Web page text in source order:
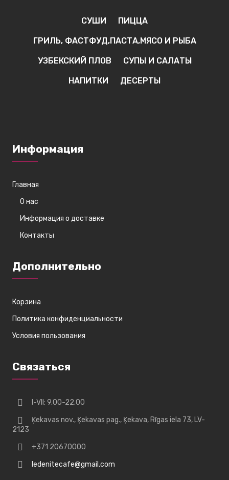
СУШИ ПИЦЦА
ГРИЛЬ, ФАСТФУД,ПАСТА,МЯСО И РЫБА
УЗБЕКСКИЙ ПЛОВ СУПЫ И САЛАТЫ
НАПИТКИ ДЕСЕРТЫ
Информация
Главная
О нас
Информация о доставке
Контакты
Дополнительно
Корзина
Политика конфиденциальности
Условия пользования
Связаться
I-VII: 9.00-22.00
Ķekavas nov., Ķekavas pag., Ķekava, Rīgas iela 73, LV-
2123
+371 20670000
ledenitecafe@gmail.com